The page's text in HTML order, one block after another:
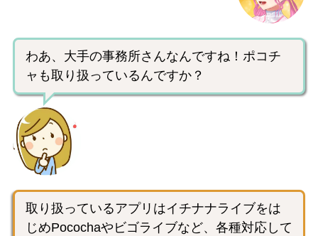
わあ、大手の事務所さんなんですね！ポコチ
ャも取り扱っているんですか？
取り扱っているアプリはイチナナライブをは
じめPocochaやビゴライブなど、各種対応して